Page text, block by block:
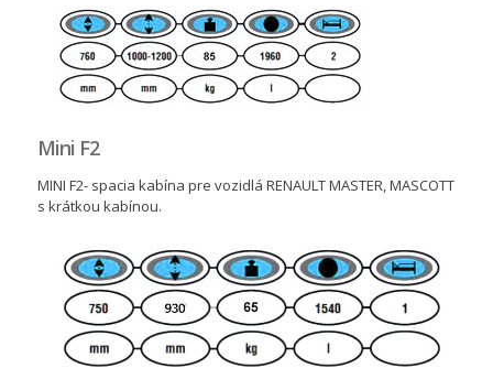
Mini F2
MINI F2- spacia kabína pre vozidlá RENAULT MASTER, MASCOTT
s krátkou kabínou.